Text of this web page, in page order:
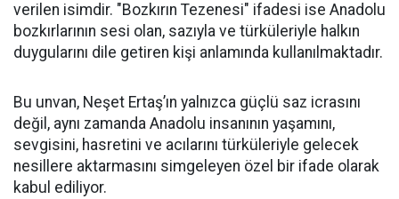
verilen isimdir. "Bozkırın Tezenesi" ifadesi ise Anadolu
bozkırlarının sesi olan, sazıyla ve türküleriyle halkın
duygularını dile getiren kişi anlamında kullanılmaktadır.
Bu unvan, Neşet Ertaş’ın yalnızca güçlü saz icrasını
değil, aynı zamanda Anadolu insanının yaşamını,
sevgisini, hasretini ve acılarını türküleriyle gelecek
nesillere aktarmasını simgeleyen özel bir ifade olarak
kabul ediliyor.